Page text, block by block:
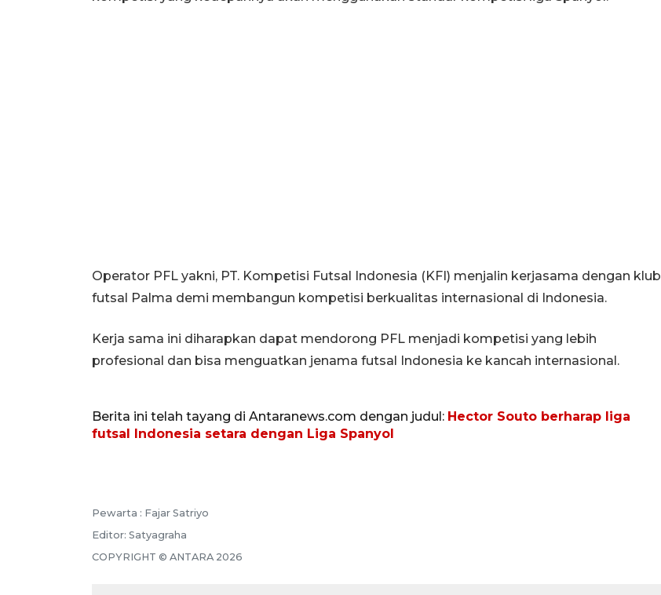
Operator PFL yakni, PT. Kompetisi Futsal Indonesia (KFI) menjalin kerjasama dengan klub
futsal Palma demi membangun kompetisi berkualitas internasional di Indonesia.
Kerja sama ini diharapkan dapat mendorong PFL menjadi kompetisi yang lebih
profesional dan bisa menguatkan jenama futsal Indonesia ke kancah internasional.
Berita ini telah tayang di Antaranews.com dengan judul: Hector Souto berharap liga
futsal Indonesia setara dengan Liga Spanyol
Pewarta : Fajar Satriyo
Editor: Satyagraha
COPYRIGHT © ANTARA 2026
Tingkat hunian hotel di
Lampung naik pada Maret